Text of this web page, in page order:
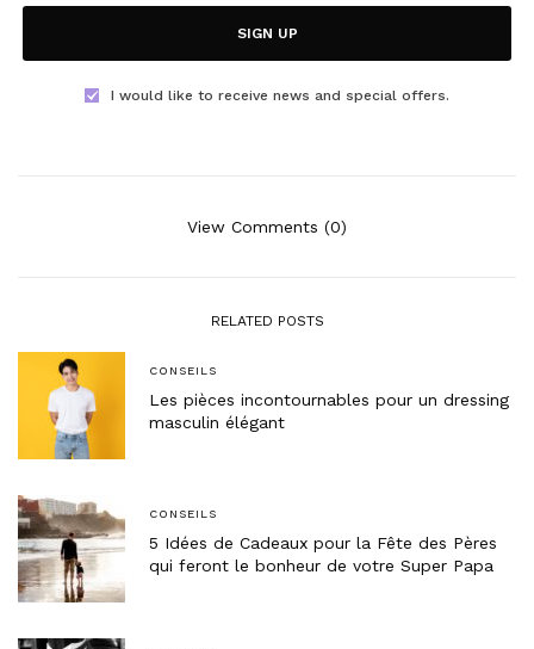
SIGN UP
I would like to receive news and special offers.
View Comments (0)
RELATED POSTS
CONSEILS
Les pièces incontournables pour un dressing
masculin élégant
CONSEILS
5 Idées de Cadeaux pour la Fête des Pères
qui feront le bonheur de votre Super Papa